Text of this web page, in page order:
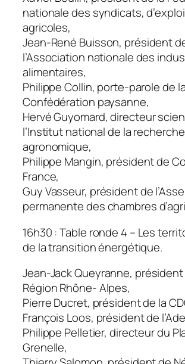
nationale des syndicats,
agricoles,
Jean-René Buisson, président
l’Association nationale des
alimentaires,
Philippe Collin, porte-parole de la
Confédération paysanne,
Hervé Guyomard, directeur
l’Institut national de la recherche
agronomique,
Philippe Mangin, président de
France,
Guy Vasseur, président de
permanente des chambres
16h30 : Table ronde 4 – Les
de la transition énergétique.
Jean-Jack Queyranne, président
Région Rhône- Alpes,
Pierre Ducret, président de la
François Loos, président de
Philippe Pelletier, directeur du
Grenelle,